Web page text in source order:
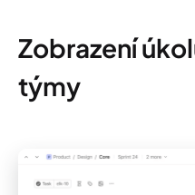
Zobrazení
týmy